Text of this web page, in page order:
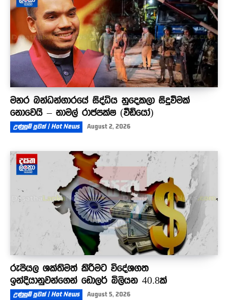
මහර බන්ධන්ගාරයේ සිද්ධිය හුදෙකලා සිදුවීමක්
නොවෙයි – නාමල් රාජපක්ෂ (වීඩියෝ)
උණුසුම් පුවත් | Hot News August 2, 2026
රුපියල ශක්තිමත් කිරීමට විදේශගත
ඉන්දියානුවන්ගෙන් ඩොලර් බිලියන 40.8ක්
උණුසුම් පුවත් | Hot News August 5, 2026